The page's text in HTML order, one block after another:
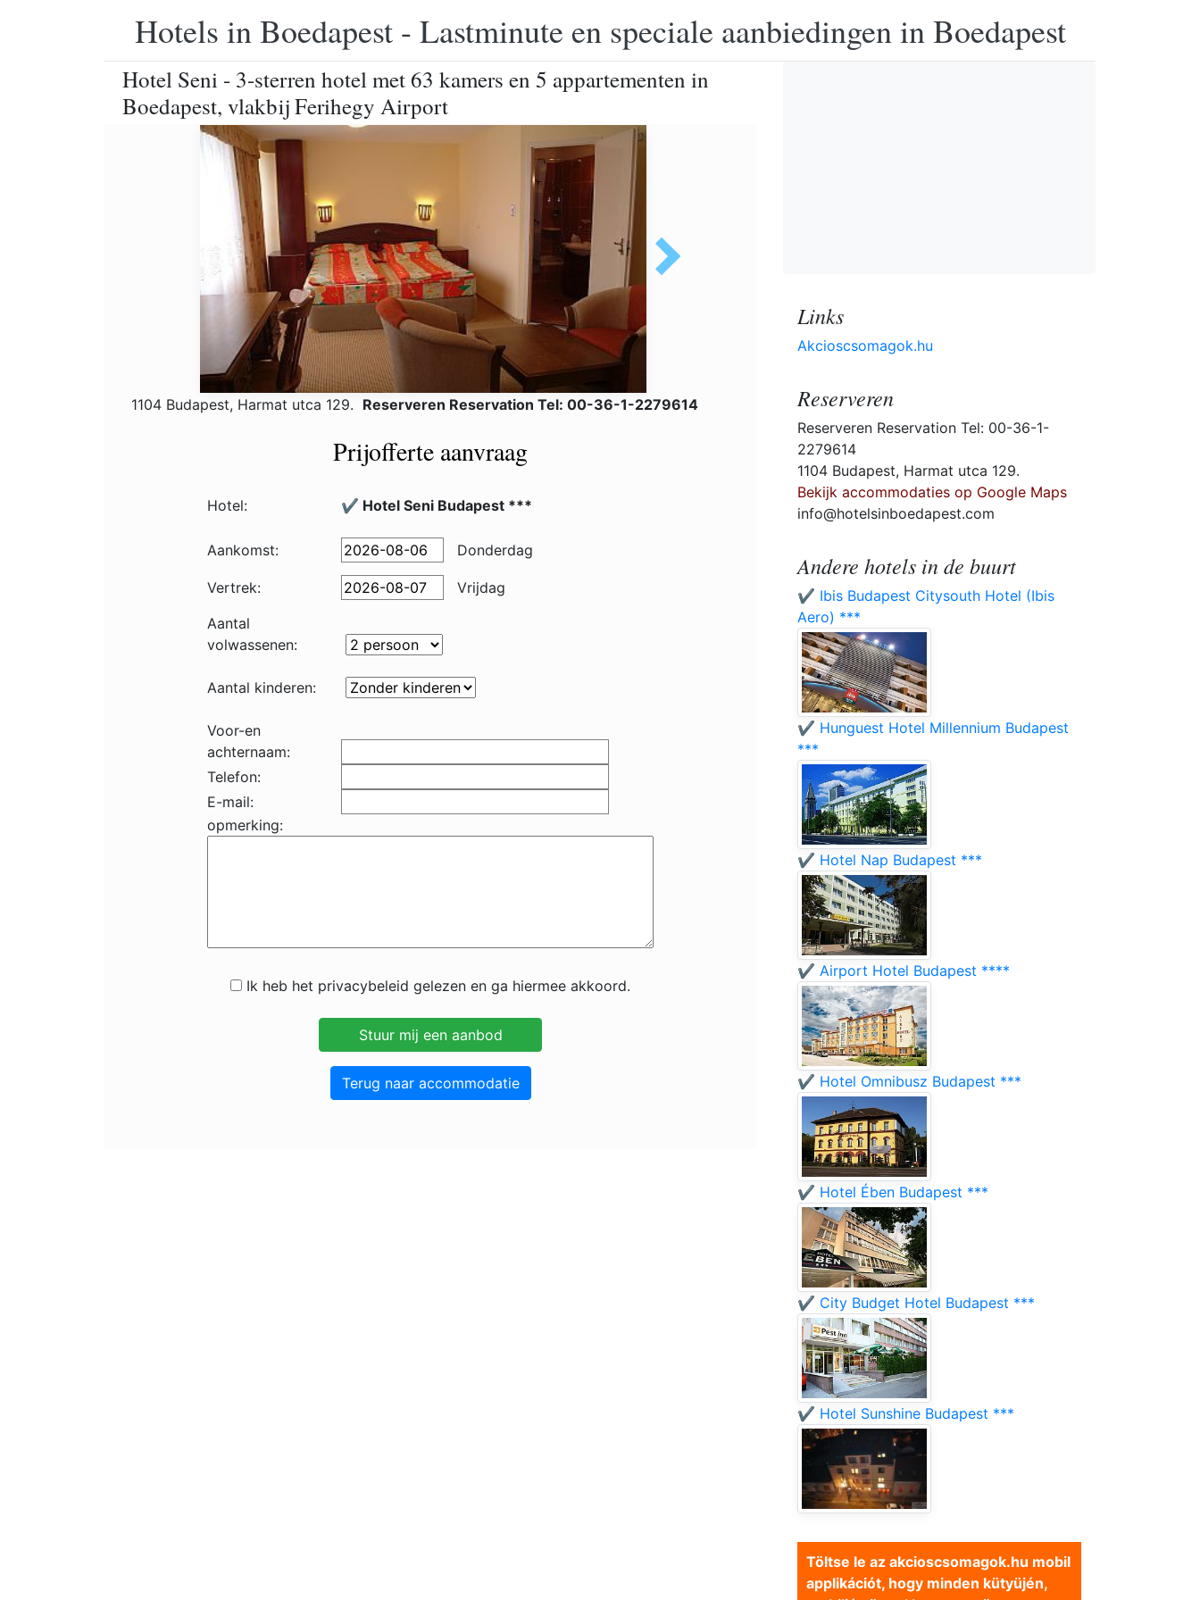
Hotels in Boedapest - Lastminute en speciale aanbiedingen in Boedapest
Hotel Seni - 3-sterren hotel met 63 kamers en 5 appartementen in
Boedapest, vlakbij Ferihegy Airport
1104 Budapest, Harmat utca 129. Reserveren Reservation Tel: 00-36-1-2279614
Prijofferte aanvraag
Hotel: ✔️ Hotel Seni Budapest ***
Aankomst: Donderdag
Vertrek:
Vrijdag
Aantal
volwassenen:
Aantal kinderen:
Voor-en
achternaam:
Telefon:
E-mail:
opmerking:
Ik heb het privacybeleid gelezen en ga hiermee akkoord.
Terug naar accommodatie
Links
Akcioscsomagok.hu
Reserveren
Reserveren Reservation Tel: 00-36-1-
2279614
1104 Budapest, Harmat utca 129.
Bekijk accommodaties op Google Maps
info@hotelsinboedapest.com
Andere hotels in de buurt
✔️ Ibis Budapest Citysouth Hotel (Ibis
Aero) ***
✔️ Hunguest Hotel Millennium Budapest
***
✔️ Hotel Nap Budapest ***
✔️ Airport Hotel Budapest ****
✔️ Hotel Omnibusz Budapest ***
✔️ Hotel Ében Budapest ***
✔️ City Budget Hotel Budapest ***
✔️ Hotel Sunshine Budapest ***
Töltse le az akcioscsomagok.hu mobil
applikációt, hogy minden kütyüjén,